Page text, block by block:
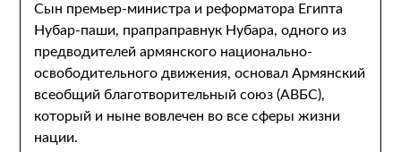
Сын премьер-министра и реформатора Египта
Нубар-паши, прапраправнук Нубара, одного из
предводителей армянского национально-
освободительного движения, основал Армянский
всеобщий благотворительный союз (АВБС),
который и ныне вовлечен во все сферы жизни
нации.